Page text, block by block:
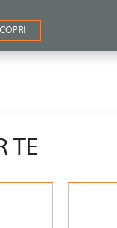
TE